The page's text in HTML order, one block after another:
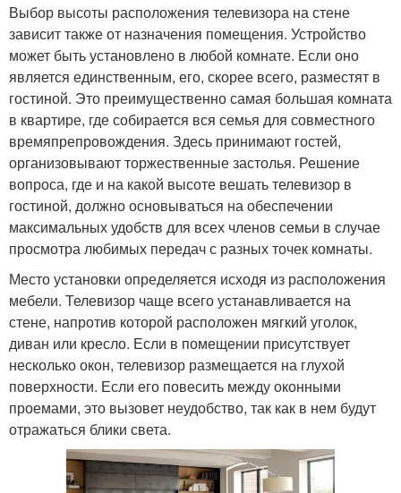
Выбор высоты расположения телевизора на стене
зависит также от назначения помещения. Устройство
может быть установлено в любой комнате. Если оно
является единственным, его, скорее всего, разместят в
гостиной. Это преимущественно самая большая комната
в квартире, где собирается вся семья для совместного
времяпрепровождения. Здесь принимают гостей,
организовывают торжественные застолья. Решение
вопроса, где и на какой высоте вешать телевизор в
гостиной, должно основываться на обеспечении
максимальных удобств для всех членов семьи в случае
просмотра любимых передач с разных точек комнаты.
Место установки определяется исходя из расположения
мебели. Телевизор чаще всего устанавливается на
стене, напротив которой расположен мягкий уголок,
диван или кресло. Если в помещении присутствует
несколько окон, телевизор размещается на глухой
поверхности. Если его повесить между оконными
проемами, это вызовет неудобство, так как в нем будут
отражаться блики света.